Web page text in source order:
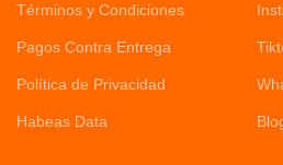
Términos y Condiciones
Pagos Contra Entrega
Política de Privacidad
Habeas Data